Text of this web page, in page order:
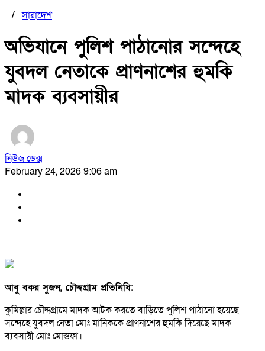
/সারাদেশ
অভিযানে পুলিশ পাঠানোর সন্দেহে
যুবদল নেতাকে প্রাণনাশের হুমকি
মাদক ব্যবসায়ীর
নিউজ ডেক্স
February 24, 2026 9:06 am
আবু বকর সুজন, চৌদ্দগ্রাম প্রতিনিধি:
কুমিল্লার চৌদ্দগ্রামে মাদক আটক করতে বাড়িতে পুলিশ পাঠানো হয়েছে
সন্দেহে যুবদল নেতা মোঃ মানিককে প্রাণনাশের হুমকি দিয়েছে মাদক
ব্যবসায়ী মোঃ মোস্তফা।